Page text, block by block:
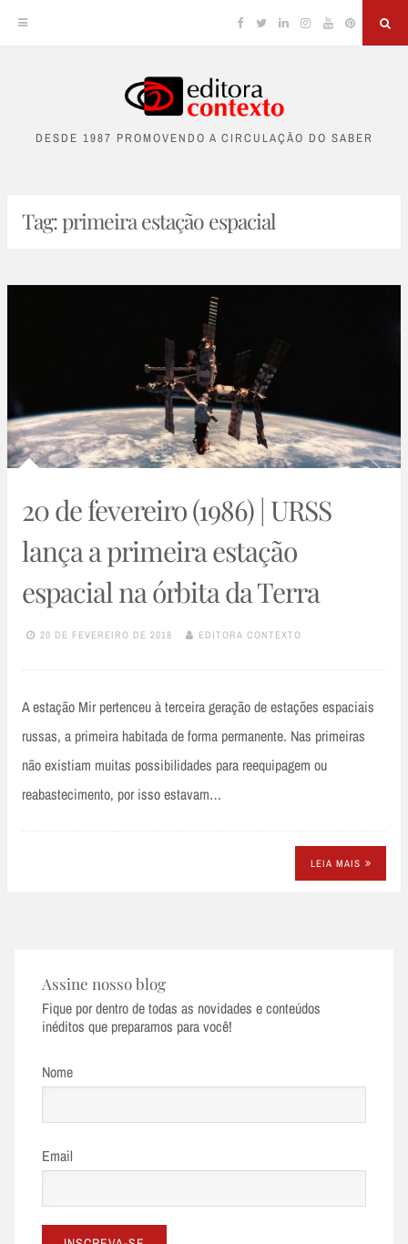
content
Facebook
TwitterLinkedinInstagram
YouTubePinterest
DESDE 1987 PROMOVENDO A CIRCULAÇÃO DO SABER
Tag:primeira estação espacial
20 de fevereiro (1986) | URSS
lança a primeira estação
espacial na órbita da Terra
20 DE FEVEREIRO DE 2018 EDITORA CONTEXTO
A estação Mir pertenceu à terceira geração de estações espaciais
russas, a primeira habitada de forma permanente. Nas primeiras
não existiam muitas possibilidades para reequipagem ou
reabastecimento, por isso estavam…
LEIA MAIS
Assine nosso blog
Fique por dentro de todas as novidades e conteúdos
inéditos que preparamos para você!
Nome
Email